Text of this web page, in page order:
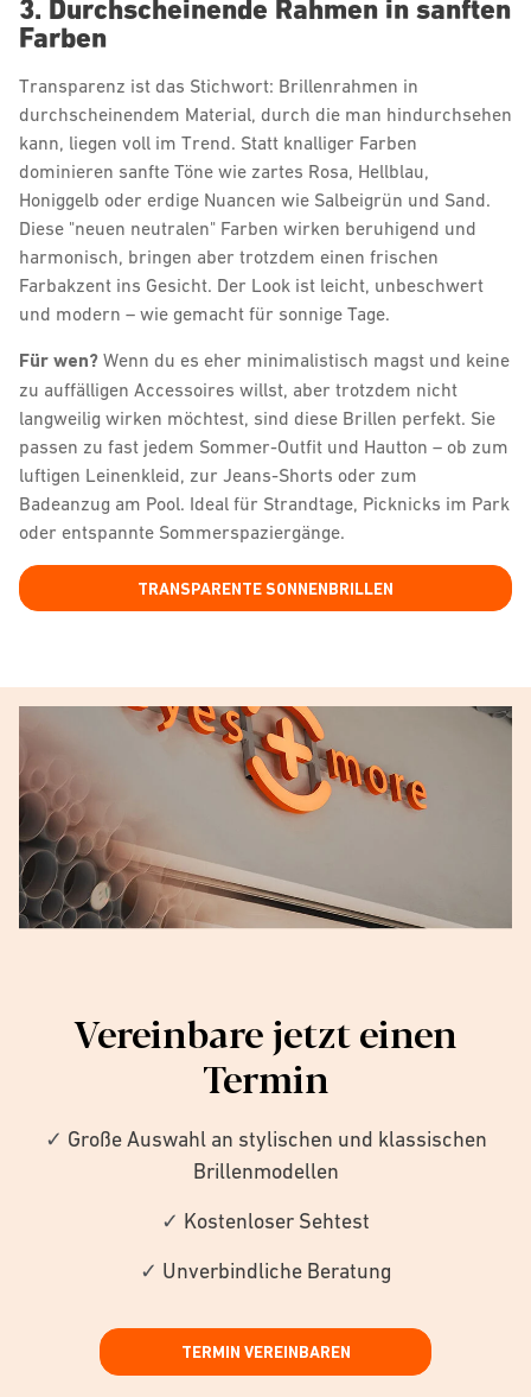
3. Durchscheinende Rahmen in sanften
Farben
Transparenz ist das Stichwort: Brillenrahmen in
durchscheinendem Material, durch die man hindurchsehen
kann, liegen voll im Trend. Statt knalliger Farben
dominieren sanfte Töne wie zartes Rosa, Hellblau,
Honiggelb oder erdige Nuancen wie Salbeigrün und Sand.
Diese "neuen neutralen" Farben wirken beruhigend und
harmonisch, bringen aber trotzdem einen frischen
Farbakzent ins Gesicht. Der Look ist leicht, unbeschwert
und modern – wie gemacht für sonnige Tage.
Für wen? Wenn du es eher minimalistisch magst und keine
zu auffälligen Accessoires willst, aber trotzdem nicht
langweilig wirken möchtest, sind diese Brillen perfekt. Sie
passen zu fast jedem Sommer-Outfit und Hautton – ob zum
luftigen Leinenkleid, zur Jeans-Shorts oder zum
Badeanzug am Pool. Ideal für Strandtage, Picknicks im Park
oder entspannte Sommerspaziergänge.
TRANSPARENTE SONNENBRILLEN
Vereinbare jetzt einen
Termin
✓ Große Auswahl an stylischen und klassischen
Brillenmodellen
✓ Kostenloser Sehtest
✓ Unverbindliche Beratung
TERMIN VEREINBAREN